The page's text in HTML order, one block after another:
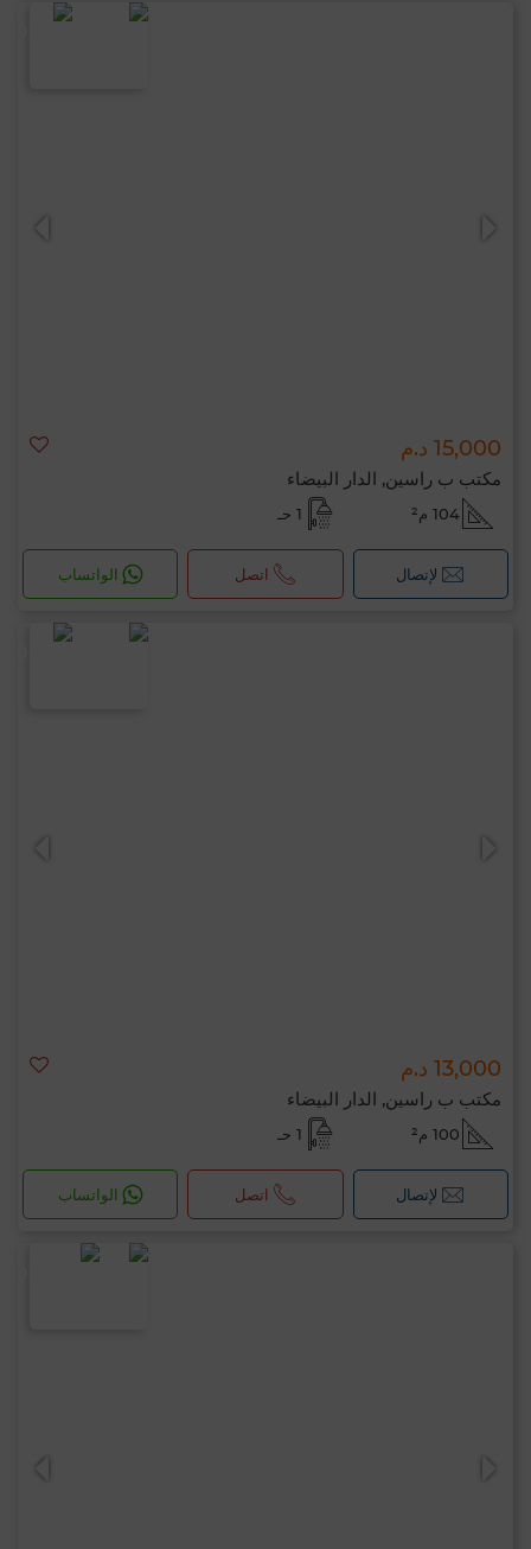
15,000 د.م
مكتب ب راسين, الدار البيضاء
104 م² 1 حـ
لإتصال اتصل الواتساب
13,000 د.م
مكتب ب راسين, الدار البيضاء
100 م² 1 حـ
لإتصال اتصل الواتساب